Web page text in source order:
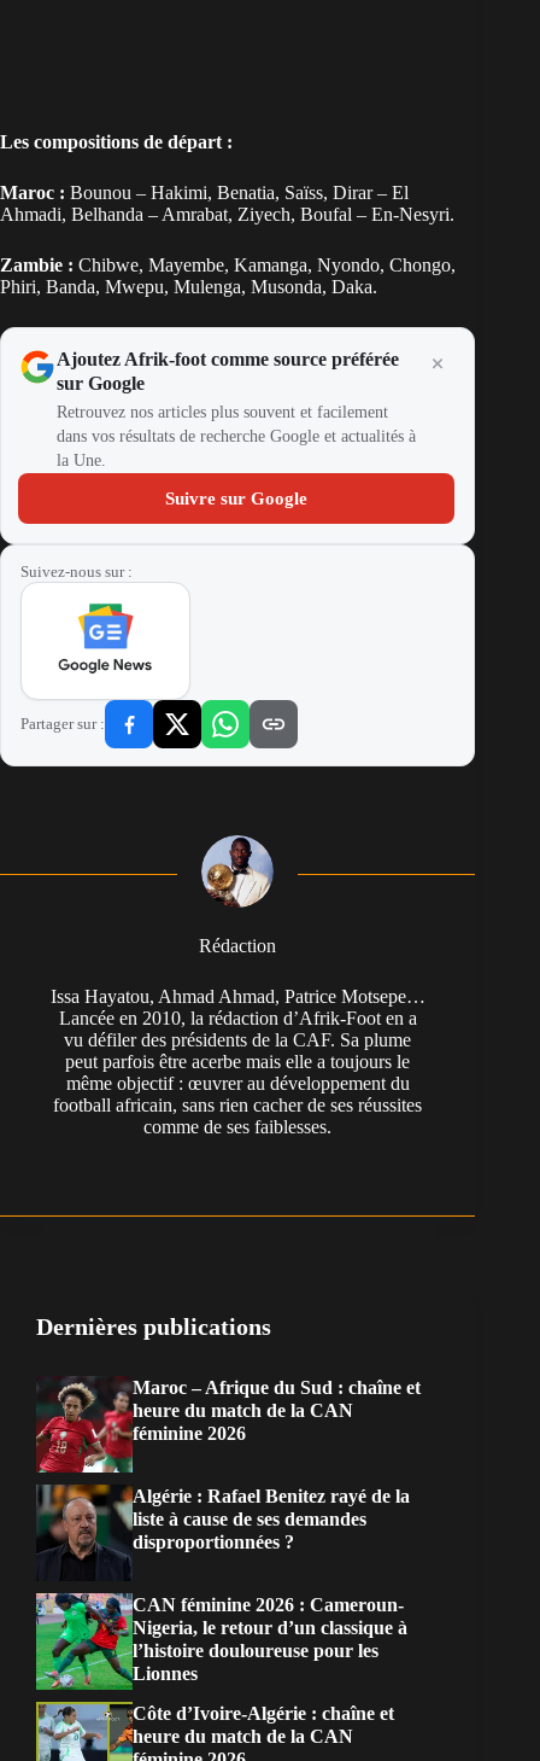
Les compositions de départ :
Maroc : Bounou – Hakimi, Benatia, Saïss, Dirar – El
Ahmadi, Belhanda – Amrabat, Ziyech, Boufal – En-Nesyri.
Zambie : Chibwe, Mayembe, Kamanga, Nyondo, Chongo,
Phiri, Banda, Mwepu, Mulenga, Musonda, Daka.
Ajoutez Afrik-foot comme source préférée
sur Google
Retrouvez nos articles plus souvent et facilement
dans vos résultats de recherche Google et actualités à
la Une.
Suivre sur Google
Suivez-nous sur :
Partager sur :
Rédaction
Issa Hayatou, Ahmad Ahmad, Patrice Motsepe…
Lancée en 2010, la rédaction d’Afrik-Foot en a
vu défiler des présidents de la CAF. Sa plume
peut parfois être acerbe mais elle a toujours le
même objectif : œuvrer au développement du
football africain, sans rien cacher de ses réussites
comme de ses faiblesses.
Dernières publications
Maroc – Afrique du Sud : chaîne et
heure du match de la CAN
féminine 2026
Algérie : Rafael Benitez rayé de la
liste à cause de ses demandes
disproportionnées ?
CAN féminine 2026 : Cameroun-
Nigeria, le retour d’un classique à
l’histoire douloureuse pour les
Lionnes
Côte d’Ivoire-Algérie : chaîne et
heure du match de la CAN